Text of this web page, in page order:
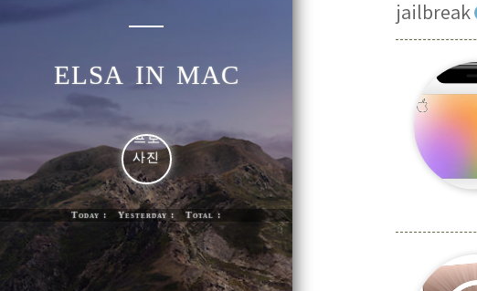
elsa in mac
Today : Yesterday : Total :
jailbreak